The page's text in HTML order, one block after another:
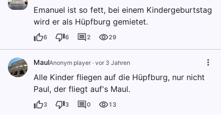
Emanuel ist so fett, bei einem Kindergeburtstag
wird er als Hüpfburg gemietet.
6 6 2 29
MaulAnonym player · vor 3 Jahren
Alle Kinder fliegen auf die Hüpfburg, nur nicht
Paul, der fliegt auf's Maul.
3 3 0 13